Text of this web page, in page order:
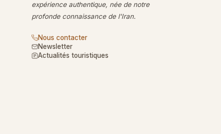
expérience authentique, née de notre
profonde connaissance de l'Iran.
Nous contacter
Newsletter
Actualités touristiques